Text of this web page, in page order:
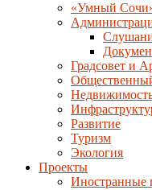
«Умный
Градсовет и
Развитие
Туризм
Экология
Проекты
Иностранные